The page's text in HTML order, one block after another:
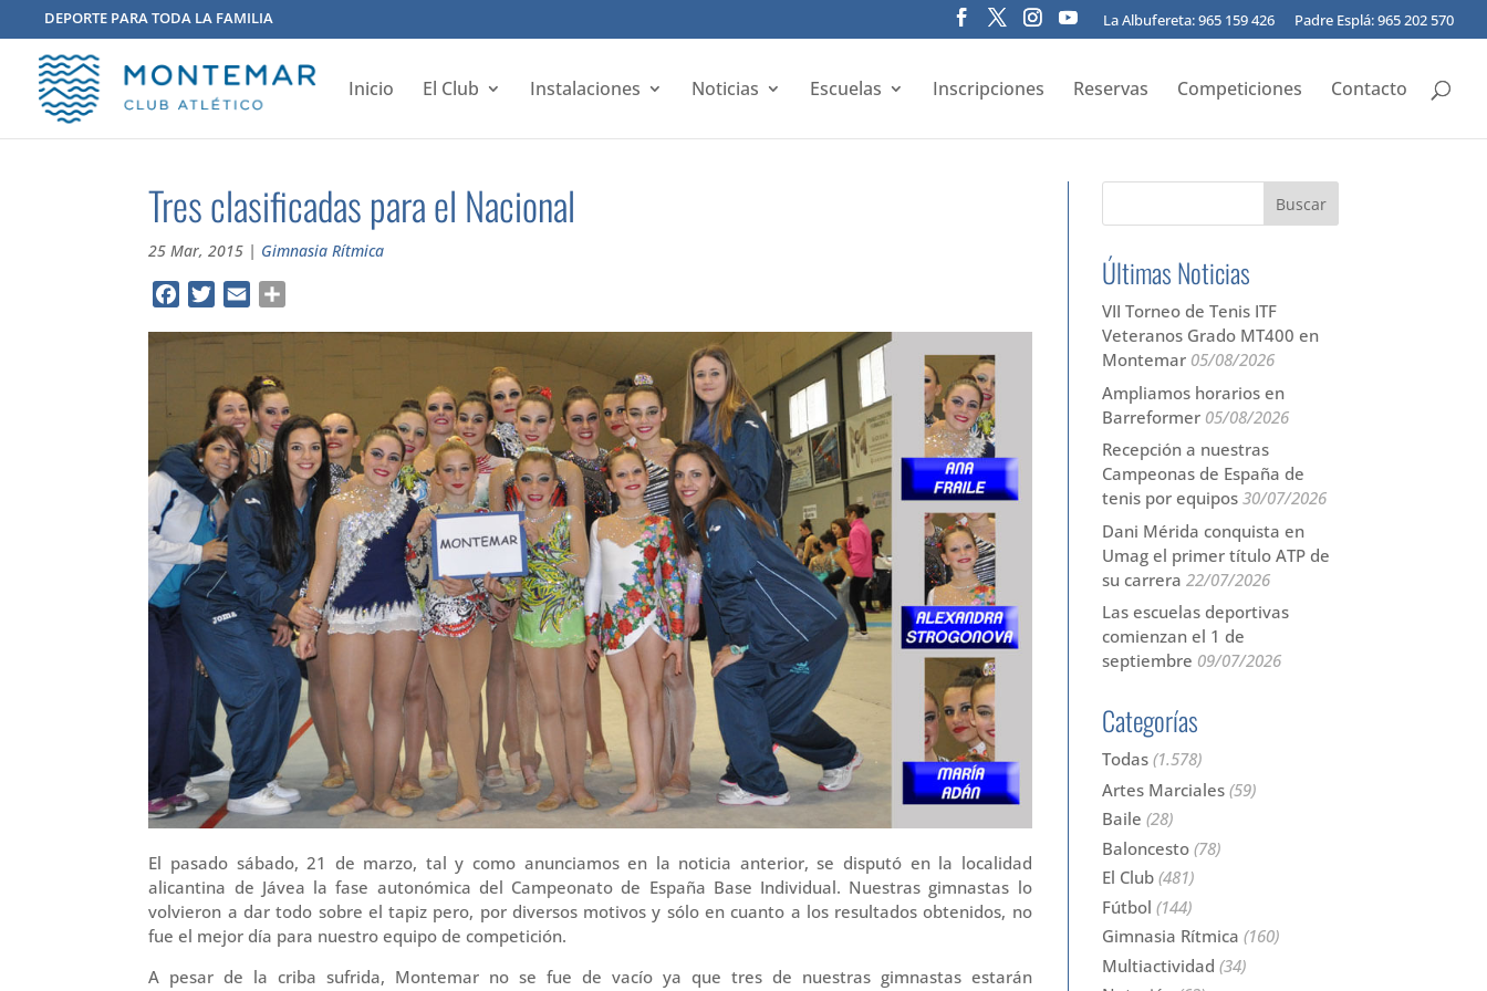
DEPORTE PARA TODA LA FAMILIA La Albufereta: 965 159 426 Padre Esplá: 965 202 570
Inicio El Club Instalaciones Noticias Escuelas Inscripciones Reservas Competiciones Contacto
Tres clasificadas para el Nacional
25 Mar, 2015 | Gimnasia Rítmica
FacebookTwitterEmail
El pasado sábado, 21 de marzo, tal y como anunciamos en la noticia anterior, se disputó en la localidad
alicantina de Jávea la fase autonómica del Campeonato de España Base Individual. Nuestras gimnastas lo
volvieron a dar todo sobre el tapiz pero, por diversos motivos y sólo en cuanto a los resultados obtenidos, no
fue el mejor día para nuestro equipo de competición.
A pesar de la criba sufrida, Montemar no se fue de vacío ya que tres de nuestras gimnastas estarán
Últimas Noticias
VII Torneo de Tenis ITF
Veteranos Grado MT400 en
Montemar 05/08/2026
Ampliamos horarios en
Barreformer 05/08/2026
Recepción a nuestras
Campeonas de España de
tenis por equipos 30/07/2026
Dani Mérida conquista en
Umag el primer título ATP de
su carrera 22/07/2026
Las escuelas deportivas
comienzan el 1 de
septiembre 09/07/2026
Categorías
Todas(1.578)
Artes Marciales(59)
Baile (28)
Baloncesto(78)
El Club(481)
Fútbol (144)
Gimnasia Rítmica (160)
Multiactividad (34)